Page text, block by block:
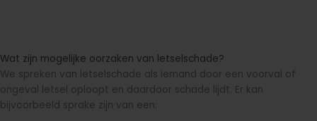
Wat zijn mogelijke oorzaken van letselschade?
We spreken van letselschade als iemand door een voorval of
ongeval letsel oploopt en daardoor schade lijdt. Er kan
bijvoorbeeld sprake zijn van een: